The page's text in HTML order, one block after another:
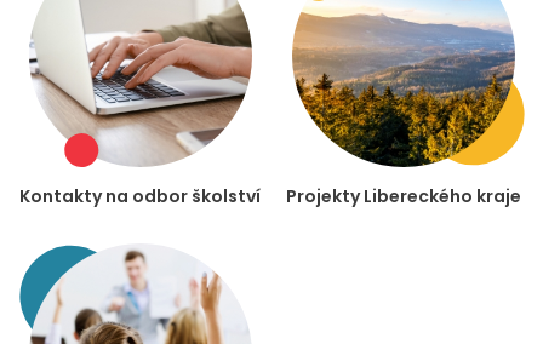
Kontakty na odbor školství Projekty Libereckého kraje